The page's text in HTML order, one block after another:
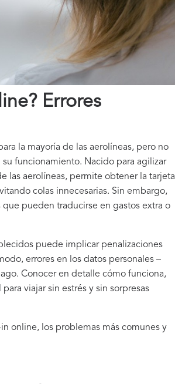
Errores
la mayoría de las aerolíneas, pero no
funcionamiento. Nacido para agilizar
las aerolíneas, permite obtener la tarjeta
colas innecesarias. Sin embargo,
pueden traducirse en gastos extra o
puede implicar penalizaciones
errores en los datos personales –
Conocer en detalle cómo funciona,
viajar sin estrés y sin sorpresas
online, los problemas más comunes y